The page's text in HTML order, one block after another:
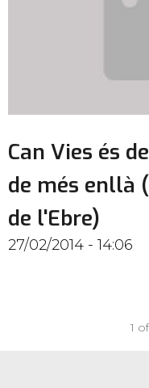
Can Vies és
de més enllà
de l'Ebre)
27/02/2014 - 14:06
1